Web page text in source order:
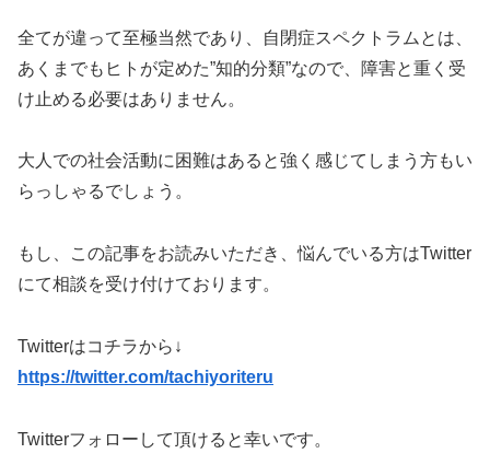
全てが違って至極当然であり、自閉症スペクトラムとは、
あくまでもヒトが定めた”知的分類”なので、障害と重く受
け止める必要はありません。
大人での社会活動に困難はあると強く感じてしまう方もい
らっしゃるでしょう。
もし、この記事をお読みいただき、悩んでいる方はTwitter
にて相談を受け付けております。
Twitterはコチラから↓
https://twitter.com/tachiyoriteru
Twitterフォローして頂けると幸いです。